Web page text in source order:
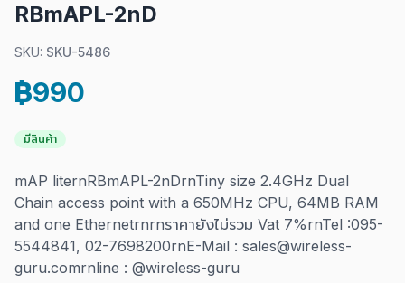
RBmAPL-2nD
SKU: SKU-5486
฿990
มีสินค้า
mAP liternRBmAPL-2nDrnTiny size 2.4GHz Dual
Chain access point with a 650MHz CPU, 64MB RAM
and one Ethernetrnrnราคายังไม่รวม Vat 7%rnTel :095-
5544841, 02-7698200rnE-Mail : sales@wireless-
guru.comrnline : @wireless-guru